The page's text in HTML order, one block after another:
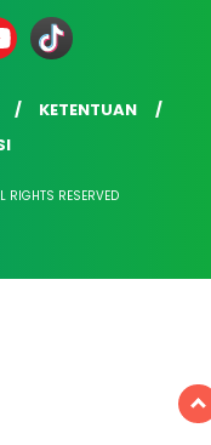
KETENTUAN
RESERVED